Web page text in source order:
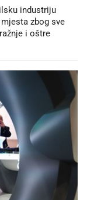
industriju
zbog sve
i oštre